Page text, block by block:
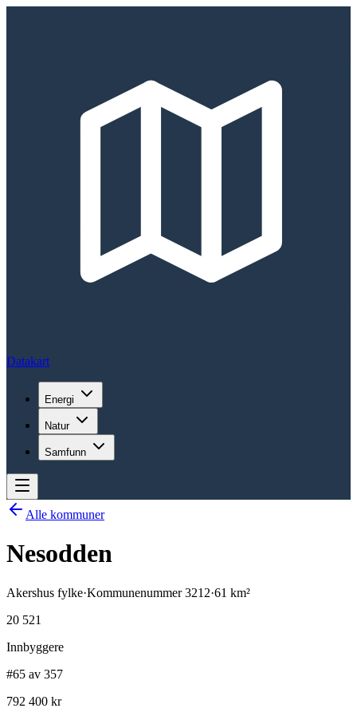
Datakart
Energi
Natur
Samfunn
Alle kommuner
Nesodden
Akershus fylke·Kommunenummer3212·61 km²
20 521
Innbyggere
#65 av 357
792 400 kr